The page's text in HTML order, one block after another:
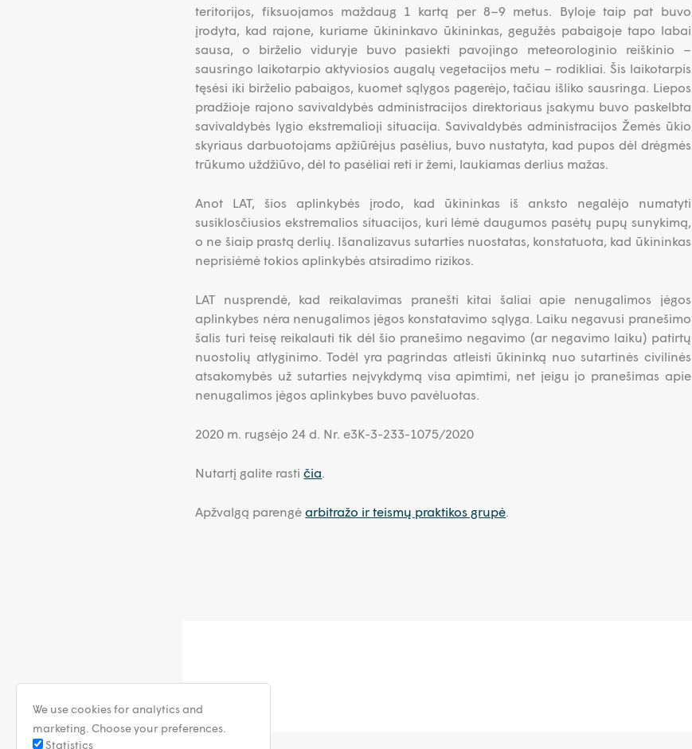
teritorijos, fiksuojamos maždaug 1 kartą per 8–9 metus. Byloje taip pat buvo
įrodyta, kad rajone, kuriame ūkininkavo ūkininkas, gegužės pabaigoje tapo labai
sausa, o birželio viduryje buvo pasiekti pavojingo meteorologinio reiškinio –
sausringo laikotarpio aktyviosios augalų vegetacijos metu – rodikliai. Šis laikotarpis
tęsėsi iki birželio pabaigos, kuomet sąlygos pagerėjo, tačiau išliko sausringa. Liepos
pradžioje rajono savivaldybės administracijos direktoriaus įsakymu buvo paskelbta
savivaldybės lygio ekstremalioji situacija. Savivaldybės administracijos Žemės ūkio
skyriaus darbuotojams apžiūrėjus pasėlius, buvo nustatyta, kad pupos dėl drėgmės
trūkumo uždžiūvo, dėl to pasėliai reti ir žemi, laukiamas derlius mažas.
Anot LAT, šios aplinkybės įrodo, kad ūkininkas iš anksto negalėjo numatyti
susiklosčiusios ekstremalios situacijos, kuri lėmė daugumos pasėtų pupų sunykimą,
o ne šiaip prastą derlių. Išanalizavus sutarties nuostatas, konstatuota, kad ūkininkas
neprisiėmė tokios aplinkybės atsiradimo rizikos.
LAT nusprendė, kad reikalavimas pranešti kitai šaliai apie nenugalimos jėgos
aplinkybes nėra nenugalimos jėgos konstatavimo sąlyga. Laiku negavusi pranešimo
šalis turi teisę reikalauti tik dėl šio pranešimo negavimo (ar negavimo laiku) patirtų
nuostolių atlyginimo. Todėl yra pagrindas atleisti ūkininką nuo sutartinės civilinės
atsakomybės už sutarties neįvykdymą visa apimtimi, net jeigu jo pranešimas apie
nenugalimos jėgos aplinkybes buvo pavėluotas.
2020 m. rugsėjo 24 d. Nr. e3K-3-233-1075/2020
Nutartį galite rastičia.
Apžvalgą parengėarbitražo ir teismų praktikos grupė.
We use cookies for analytics and
marketing. Choose your preferences.
Statistics